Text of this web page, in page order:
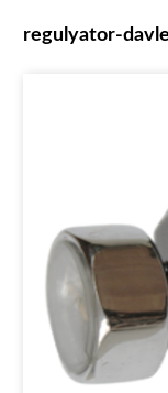
regulyator-